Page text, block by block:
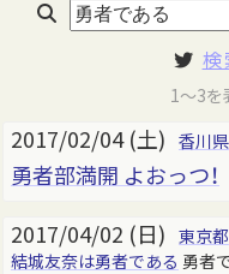
検
1～3を
2017/02/04 (土) 香川県
勇者部満開 よおっつ！
2017/04/02 (日) 東京都
結城友奈は勇者である 勇者